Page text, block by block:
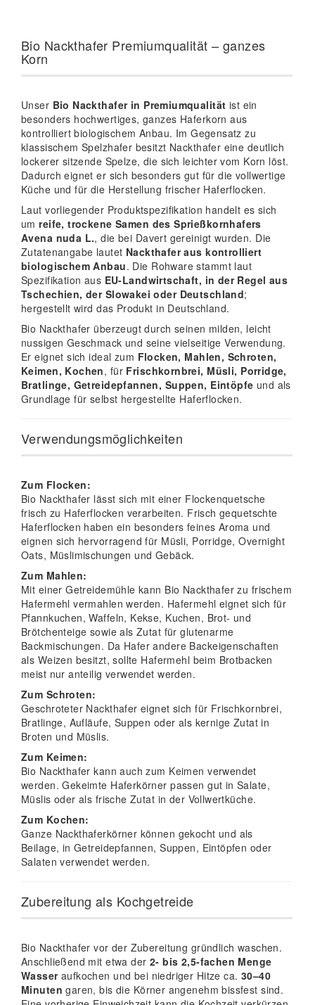
Bio Nackthafer Premiumqualität – ganzes
Korn
Unser Bio Nackthafer in Premiumqualität ist ein
besonders hochwertiges, ganzes Haferkorn aus
kontrolliert biologischem Anbau. Im Gegensatz zu
klassischem Spelzhafer besitzt Nackthafer eine deutlich
lockerer sitzende Spelze, die sich leichter vom Korn löst.
Dadurch eignet er sich besonders gut für die vollwertige
Küche und für die Herstellung frischer Haferflocken.
Laut vorliegender Produktspezifikation handelt es sich
umreife, trockene Samen des Sprießkornhafers
Avena nuda L., die bei Davert gereinigt wurden. Die
Zutatenangabe lautet Nackthafer aus kontrolliert
biologischem Anbau. Die Rohware stammt laut
Spezifikation aus EU-Landwirtschaft, in der Regel aus
Tschechien, der Slowakei oder Deutschland;
hergestellt wird das Produkt in Deutschland.
Bio Nackthafer überzeugt durch seinen milden, leicht
nussigen Geschmack und seine vielseitige Verwendung.
Er eignet sich ideal zum Flocken, Mahlen, Schroten,
Keimen, Kochen, für Frischkornbrei, Müsli, Porridge,
Bratlinge, Getreidepfannen, Suppen, Eintöpfe und als
Grundlage für selbst hergestellte Haferflocken.
Verwendungsmöglichkeiten
Zum Flocken:
Bio Nackthafer lässt sich mit einer Flockenquetsche
frisch zu Haferflocken verarbeiten. Frisch gequetschte
Haferflocken haben ein besonders feines Aroma und
eignen sich hervorragend für Müsli, Porridge, Overnight
Oats, Müslimischungen und Gebäck.
Zum Mahlen:
Mit einer Getreidemühle kann Bio Nackthafer zu frischem
Hafermehl vermahlen werden. Hafermehl eignet sich für
Pfannkuchen, Waffeln, Kekse, Kuchen, Brot- und
Brötchenteige sowie als Zutat für glutenarme
Backmischungen. Da Hafer andere Backeigenschaften
als Weizen besitzt, sollte Hafermehl beim Brotbacken
meist nur anteilig verwendet werden.
Zum Schroten:
Geschroteter Nackthafer eignet sich für Frischkornbrei,
Bratlinge, Aufläufe, Suppen oder als kernige Zutat in
Broten und Müslis.
Zum Keimen:
Bio Nackthafer kann auch zum Keimen verwendet
werden. Gekeimte Haferkörner passen gut in Salate,
Müslis oder als frische Zutat in der Vollwertküche.
Zum Kochen:
Ganze Nackthaferkörner können gekocht und als
Beilage, in Getreidepfannen, Suppen, Eintöpfen oder
Salaten verwendet werden.
Zubereitung als Kochgetreide
Bio Nackthafer vor der Zubereitung gründlich waschen.
Anschließend mit etwa der 2- bis 2,5-fachen Menge
Wasseraufkochen und bei niedriger Hitze ca. 30–40
Minuten garen, bis die Körner angenehm bissfest sind.